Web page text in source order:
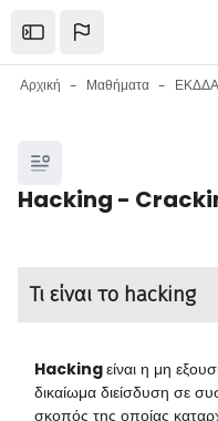
Open the sidebar
Αρχική Μαθήματα ΕΚΔΔΑ
Μπλοκ
Hacking -
Μπλοκ
Τι είναι το hacking
Hackingείναι η μη
δικαίωμα διείσδυση σε
σκοπός της οποίας